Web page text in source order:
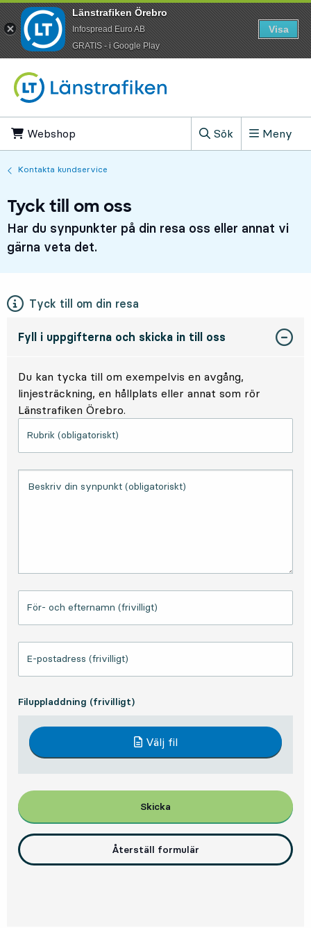
Webshop
Sök
, Visa sökfältet
Meny
Kontakta kundservice
Tyck till om oss
Har du synpunkter på din resa oss eller annat vi
gärna veta det.
Tyck till om din resa
Fyll i uppgifterna och skicka in till oss
Du kan tycka till om exempelvis en avgång,
linjesträckning, en hållplats eller annat som rör
Länstrafiken Örebro.
Rubrik (obligatoriskt)
Beskriv din synpunkt (obligatoriskt)
För- och efternamn (frivilligt)
E-postadress (frivilligt)
Filuppladdning (frivilligt)
Välj fil
Skicka
Återställ formulär
Länstrafiken Örebro
Infospread Euro AB
​GRATIS - i Google Play
Visa